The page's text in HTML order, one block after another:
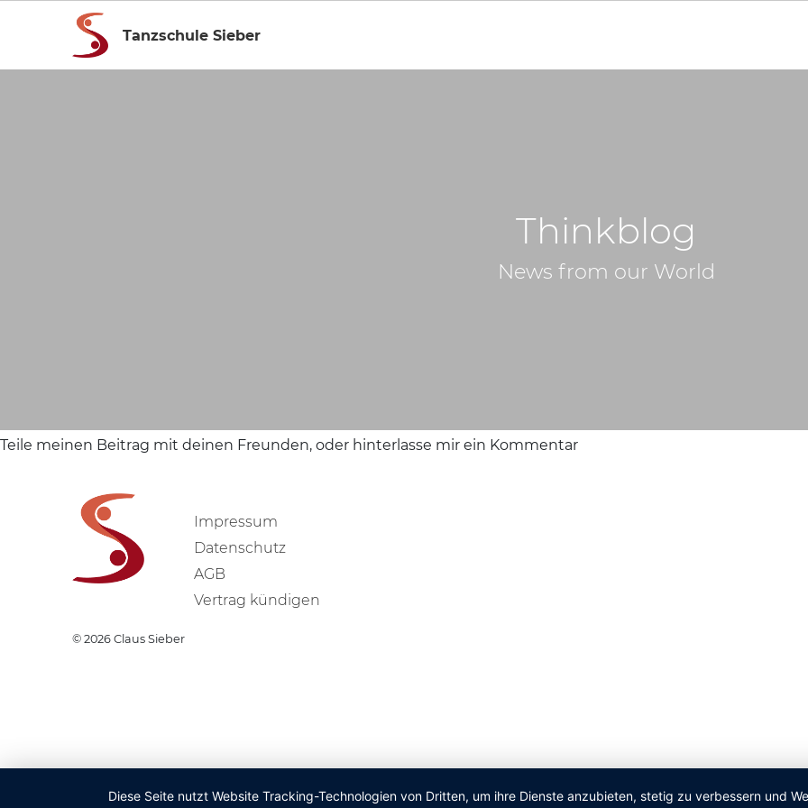
Tanzschule Sieber
Thinkblog
News from our World
Teile meinen Beitrag mit deinen Freunden, oder hinterlasse mir ein Kommentar
Diese Seite nutzt Website Tracking-Technologien von Dritten, um ihre Dienste anzubieten, stetig zu verbessern und
Impressum
Datenschutz
AGB
Vertrag kündigen
© 2026 Claus Sieber